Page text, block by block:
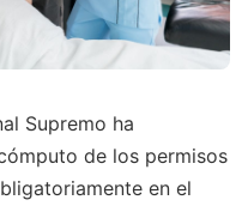
Supremo ha
de los permisos
en el